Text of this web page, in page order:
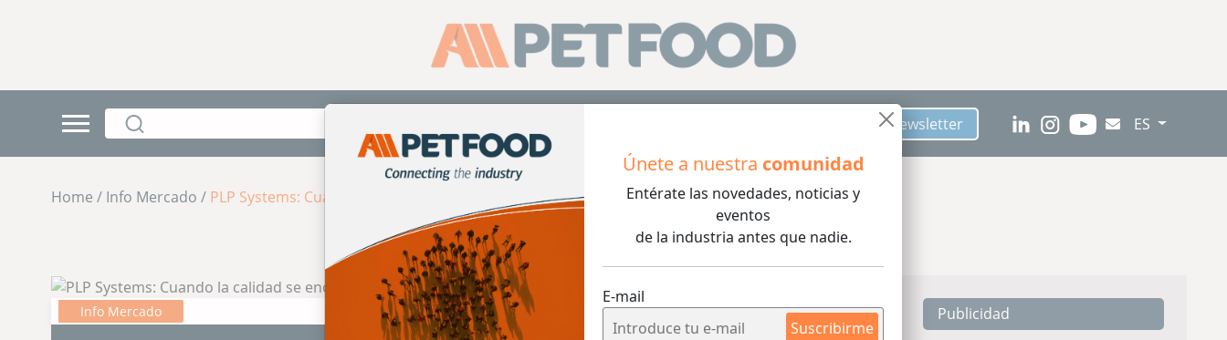
Únete a nuestra comunidad
Entérate las novedades, noticias y
eventos
de la industria antes que nadie.
E-mail
Suscribirme
Suscríbete al Newsletter ES
Home / Info Mercado / PLP Systems: Cuando la calidad se encuentra con la experiencia
Info Mercado 2 min de lectura Publicidad